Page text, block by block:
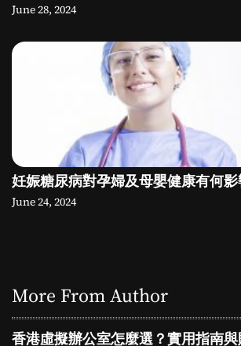
June 28, 2024
妊娠糖尿病對孕婦及母嬰健康有何影
June 24, 2024
More From Author
香港虛擬辦公室怎麼選？實用指南